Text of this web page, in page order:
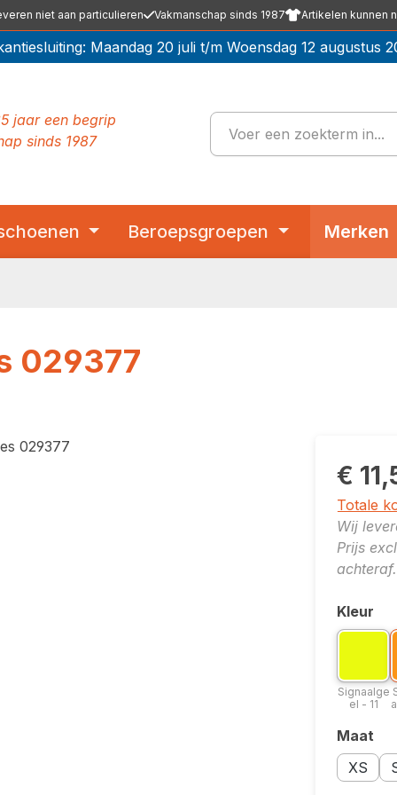
niet aan particulieren Vakmanschap sinds 1987 Artikelen kunnen
Maandag 20 juli t/m Woensdag 12 augustus
jaar een begrip
sinds 1987
Beroepsgroepen Merken
029377
€
Totale
Wij
Prijs
achteraf.
Kleur
Signaalge
el - 11
Maat
XS